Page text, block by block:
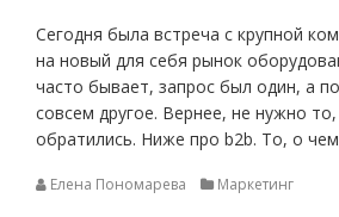
Сегодня была встреча с крупной
на новый для себя рынок
часто бывает, запрос был один, а
совсем другое. Вернее, не нужно
обратились. Ниже про b2b. То, о
Елена Пономарева Маркетинг